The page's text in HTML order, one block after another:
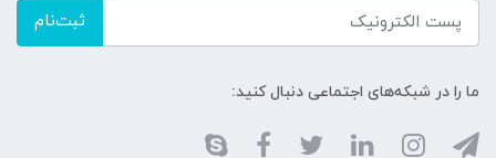
ثبت‌نام
ما را در شبکه‌های اجتماعی دنبال کنید: